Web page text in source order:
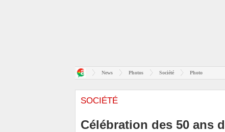
News Photos Société Photo
SOCIÉTÉ
Célébration des 50 ans